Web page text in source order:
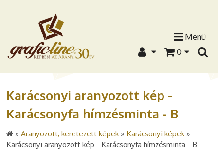
Menü
0
Karácsonyi aranyozott kép -
Karácsonyfa hímzésminta - B
» Aranyozott, keretezett képek» Karácsonyi képek»
Karácsonyi aranyozott kép - Karácsonyfa hímzésminta - B